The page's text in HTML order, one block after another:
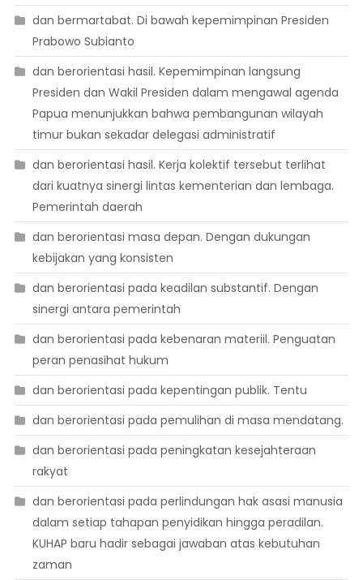
dan bermartabat. Di bawah kepemimpinan Presiden
Prabowo Subianto
dan berorientasi hasil. Kepemimpinan langsung
Presiden dan Wakil Presiden dalam mengawal agenda
Papua menunjukkan bahwa pembangunan wilayah
timur bukan sekadar delegasi administratif
dan berorientasi hasil. Kerja kolektif tersebut terlihat
dari kuatnya sinergi lintas kementerian dan lembaga.
Pemerintah daerah
dan berorientasi masa depan. Dengan dukungan
kebijakan yang konsisten
dan berorientasi pada keadilan substantif. Dengan
sinergi antara pemerintah
dan berorientasi pada kebenaran materiil. Penguatan
peran penasihat hukum
dan berorientasi pada kepentingan publik. Tentu
dan berorientasi pada pemulihan di masa mendatang.
dan berorientasi pada peningkatan kesejahteraan
rakyat
dan berorientasi pada perlindungan hak asasi manusia
dalam setiap tahapan penyidikan hingga peradilan.
KUHAP baru hadir sebagai jawaban atas kebutuhan
zaman